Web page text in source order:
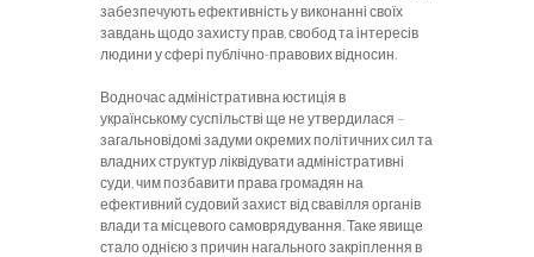
забезпечують ефективність у виконанні своїх
завдань щодо захисту прав, свобод та інтересів
людини у сфері публічно-правових відносин.
Водночас адміністративна юстиція в
українському суспільстві ще не утвердилася –
загальновідомі задуми окремих політичних сил та
владних структур ліквідувати адміністративні
суди, чим позбавити права громадян на
ефективний судовий захист від свавілля органів
влади та місцевого самоврядування. Таке явище
стало однією з причин нагального закріплення в